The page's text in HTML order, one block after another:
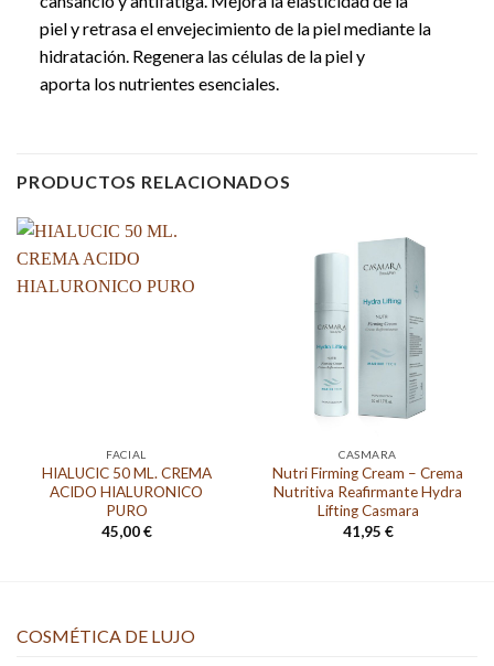
piel y retrasa el envejecimiento de la piel mediante la
hidratación. Regenera las células de la piel y
aporta los nutrientes esenciales.
PRODUCTOS RELACIONADOS
FACIAL
HIALUCIC 50 ML. CREMA
ACIDO HIALURONICO
PURO
45,00€
CASMARA
Nutri Firming Cream – Crema
Nutritiva Reafirmante Hydra
Lifting Casmara
41,95 €
COSMÉTICA DE LUJO